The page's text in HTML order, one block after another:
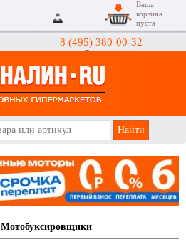
8 (495) 380-00-32
Гипермаркеты
Ваша
корзина
пуста
Мотобуксировщики